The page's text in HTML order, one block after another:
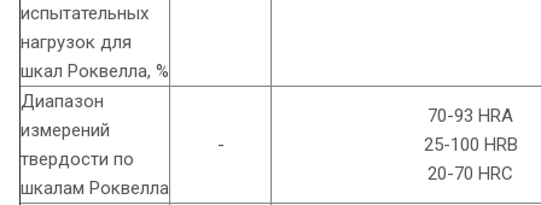
испытательных
нагрузок для
шкал Роквелла, %
Диапазон
измерений
твердости по
шкалам Роквелла
-
70-93 HRA
25-100 HRB
20-70 HRC